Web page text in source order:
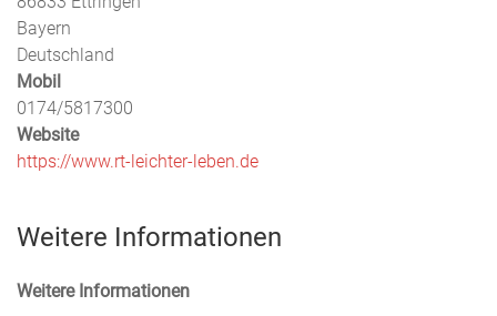
Bayern
Deutschland
Mobil
0174/5817300
Website
https://www.rt-leichter-leben.de
Weitere Informationen
Weitere Informationen